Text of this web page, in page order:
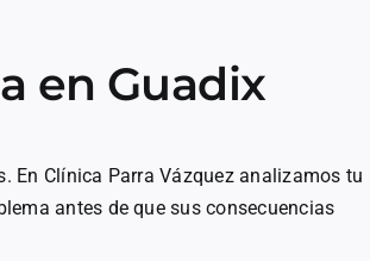
en Guadix
En Clínica Parra Vázquez analizamos tu
antes de que sus consecuencias